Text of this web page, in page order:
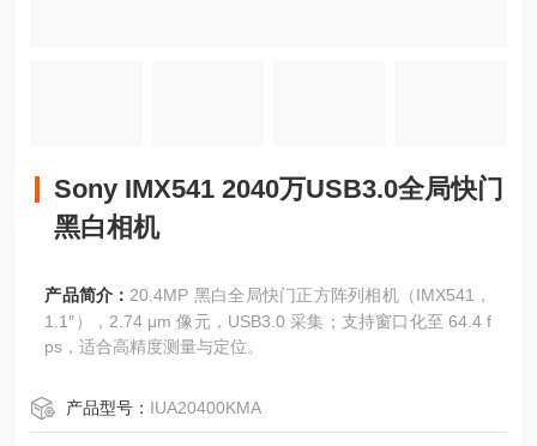
Sony IMX541 2040万USB3.0全局快门
黑白相机
产品简介： 20.4MP 黑白全局快门正方阵列相机（IMX541，
1.1″），2.74 μm 像元，USB3.0 采集；支持窗口化至 64.4 f
ps，适合高精度测量与定位。
产品型号： IUA20400KMA